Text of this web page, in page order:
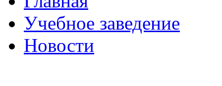
Учебное заведение
Новости